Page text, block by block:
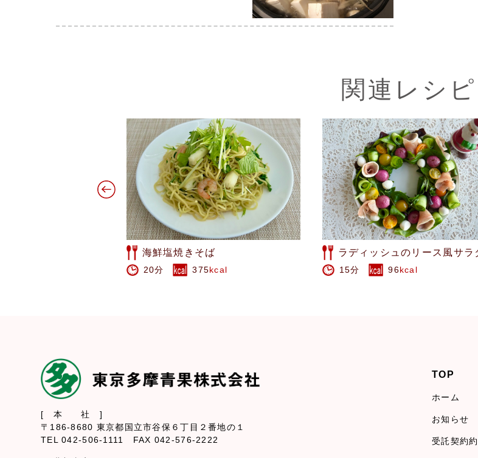
関連レシピ
ラディッシュのリース風サラダ
15分 96kcal
ビーツのピクルス
10分 139kcal
[ 本 社 ]
〒186-8680 東京都国立市谷保６丁目２番地の１
TEL 042-506-1111 FAX 042-576-2222
TOP
ホーム
お知らせ
受託契約